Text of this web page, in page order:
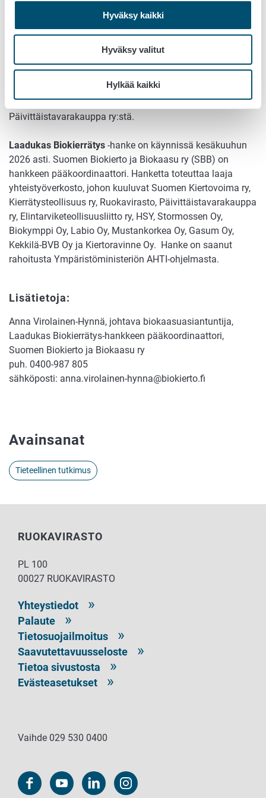
Hyväksy kaikki
Hyväksy valitut
Hylkää kaikki
“Kauppa valitsee yhteistyökumppaneikseen laitoksia, joilla
on käytössään luotettavat toimintamallit kaupan biojätteen
käsittelemiseksi. Laadukkaiden kierrätystuotteiden käyttö
on turvallista ja ympäristön kannalta kestävää. Vaikka
kaupan biojätteen osuus laitosten syötteistä jääkin
muutamaan prosenttiin, sillä on tulevaisuudessakin oma
paikallinen merkityksensä ravinteiden kierrätyksen
kokonaisuudessa”, sanoo johtajaIlkka Nieminen
Päivittäistavarakauppa ry:stä.
Laadukas Biokierrätys -hanke on käynnissä kesäkuuhun
2026 asti. Suomen Biokierto ja Biokaasu ry (SBB) on
hankkeen pääkoordinaattori. Hanketta toteuttaa laaja
yhteistyöverkosto, johon kuuluvat Suomen Kiertovoima ry,
Kierrätysteollisuus ry, Ruokavirasto, Päivittäistavarakauppa
ry, Elintarviketeollisuusliitto ry, HSY, Stormossen Oy,
Biokymppi Oy, Labio Oy, Mustankorkea Oy, Gasum Oy,
Kekkilä-BVB Oy ja Kiertoravinne Oy. Hanke on saanut
rahoitusta Ympäristöministeriön AHTI-ohjelmasta.
Lisätietoja:
Anna Virolainen-Hynnä, johtava biokaasuasiantuntija,
Laadukas Biokierrätys-hankkeen pääkoordinaattori,
Suomen Biokierto ja Biokaasu ry
puh. 0400-987 805
sähköposti: anna.virolainen-hynna@biokierto.fi
Avainsanat
Tieteellinen tutkimus
RUOKAVIRASTO
PL 100
00027 RUOKAVIRASTO
Yhteystiedot
Palaute
Tietosuojailmoitus
Saavutettavuusseloste
Tietoa sivustosta
Evästeasetukset
Vaihde 029 530 0400